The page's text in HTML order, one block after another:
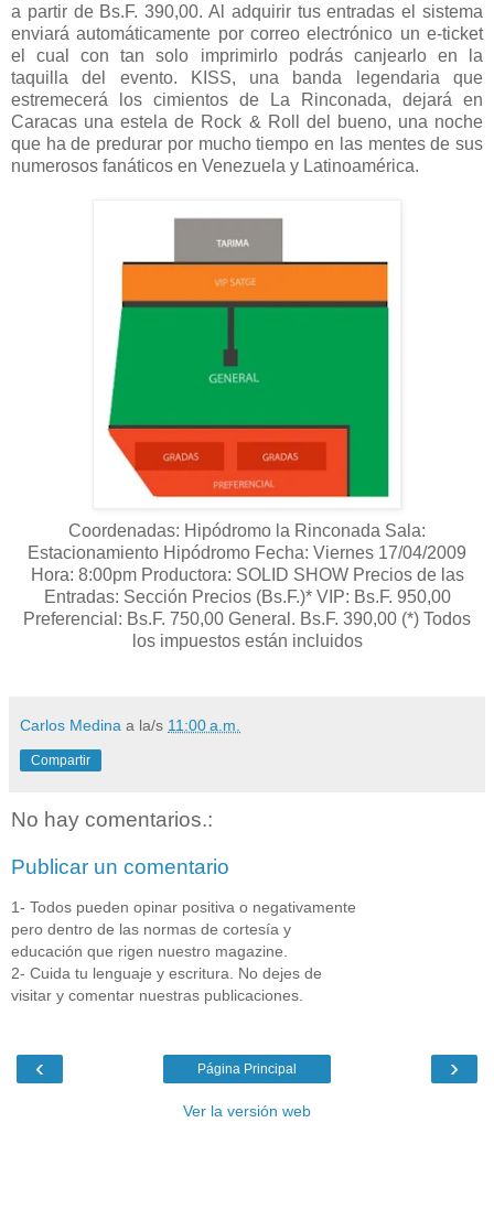
a partir de Bs.F. 390,00. Al adquirir tus entradas el sistema
enviará automáticamente por correo electrónico un e-ticket
el cual con tan solo imprimirlo podrás canjearlo en la
taquilla del evento. KISS, una banda legendaria que
estremecerá los cimientos de La Rinconada, dejará en
Caracas una estela de Rock & Roll del bueno, una noche
que ha de predurar por mucho tiempo en las mentes de sus
numerosos fanáticos en Venezuela y Latinoamérica.
Coordenadas: Hipódromo la Rinconada Sala:
Estacionamiento Hipódromo Fecha: Viernes 17/04/2009
Hora: 8:00pm Productora: SOLID SHOW Precios de las
Entradas: Sección Precios (Bs.F.)* VIP: Bs.F. 950,00
Preferencial: Bs.F. 750,00 General. Bs.F. 390,00 (*) Todos
los impuestos están incluidos
Carlos Medina a la/s 11:00 a.m.
Compartir
No hay comentarios.:
Publicar un comentario
1- Todos pueden opinar positiva o negativamente
pero dentro de las normas de cortesía y
educación que rigen nuestro magazine.
2- Cuida tu lenguaje y escritura. No dejes de
visitar y comentar nuestras publicaciones.
‹ ›
Página Principal
Ver la versión web